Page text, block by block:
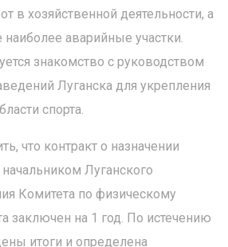
в хозяйственной деятельности, а
аварийные участки.
знакомство с руководством
Луганска для укрепления
спорта.
что контракт о назначении
Луганского
Комитета по физическому
заключен на 1 год. По истечению
итоги и определена